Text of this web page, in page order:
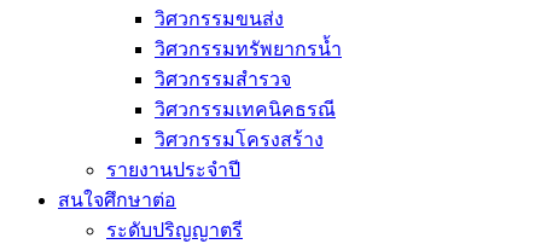
วิศวกรรมขนส่ง
วิศวกรรมทรัพยากรน้ำ
วิศวกรรมสำรวจ
วิศวกรรมเทคนิคธรณี
วิศวกรรมโครงสร้าง
รายงานประจำปี
สนใจศึกษาต่อ
ระดับปริญญาตรี